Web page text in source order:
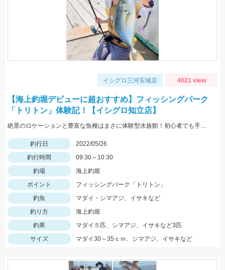
イシグロ三河安城店 4021 view
【海上釣堀デビューに超おすすめ】フィッシングパーク
「トリトン」体験記！【イシグロ知立店】
絶景のロケーションと豊富な魚種はまさに体験型水族館！初心者でも手軽に釣れますよ！
釣行日
2022/05/26
釣行時間
09:30～10:30
釣場
海上釣堀
ポイント
フィッシングパーク「トリトン」
釣魚
マダイ・シマアジ、イサキなど
釣り方
海上釣堀
釣果
マダイ５匹、シマアジ、イサキなど3匹
サイズ
マダイ30～35ｃｍ、シマアジ、イサキなど